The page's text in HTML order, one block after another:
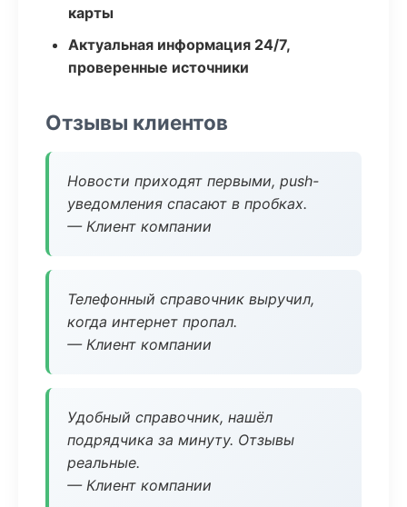
карты
Актуальная информация 24/7,
проверенные источники
Отзывы клиентов
Новости приходят первыми, push-
уведомления спасают в пробках.
— Клиент компании
Телефонный справочник выручил,
когда интернет пропал.
— Клиент компании
Удобный справочник, нашёл
подрядчика за минуту. Отзывы
реальные.
— Клиент компании